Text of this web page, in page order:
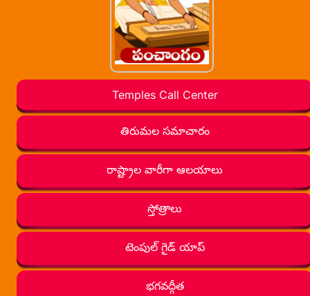
Temples Call Center
తిరుమల సమాచారం
రాష్ట్రాల వారీగా ఆలయాలు
స్తోత్రాలు
టెంపుల్ గైడ్ యాప్
భగవద్గీత